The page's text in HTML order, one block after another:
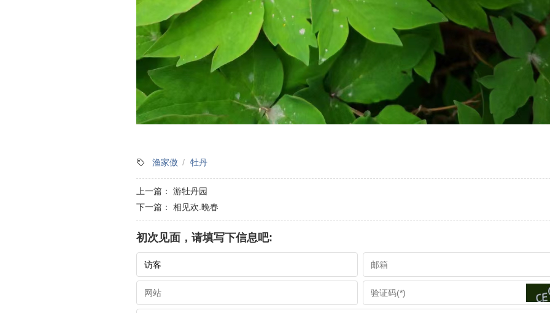
渔家傲 牡丹
上一篇： 游牡丹园
下一篇： 相见欢.晚春
初次见面，请填写下信息吧: